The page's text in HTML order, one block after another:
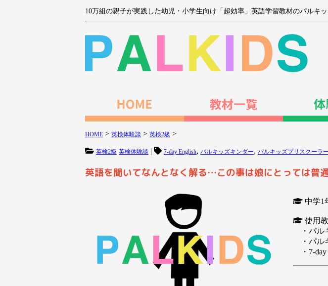
10万組の親子が実践した幼児・小学生向け「超効率」英語学習教材のパルキッ
HOME > 英検体験談 > 英検2級 >
英検2級 英検体験談 | 7-day English, パルキッズキンダー, パルキッズプリスクーラー
英語を聞いてなんとなく解る…この事は娘にとっては普通
中学1
使用
・パル
・パル
・7-day